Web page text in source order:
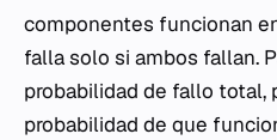
componentes funcionan
falla solo si ambos fallan.
probabilidad de fallo total,
probabilidad de que